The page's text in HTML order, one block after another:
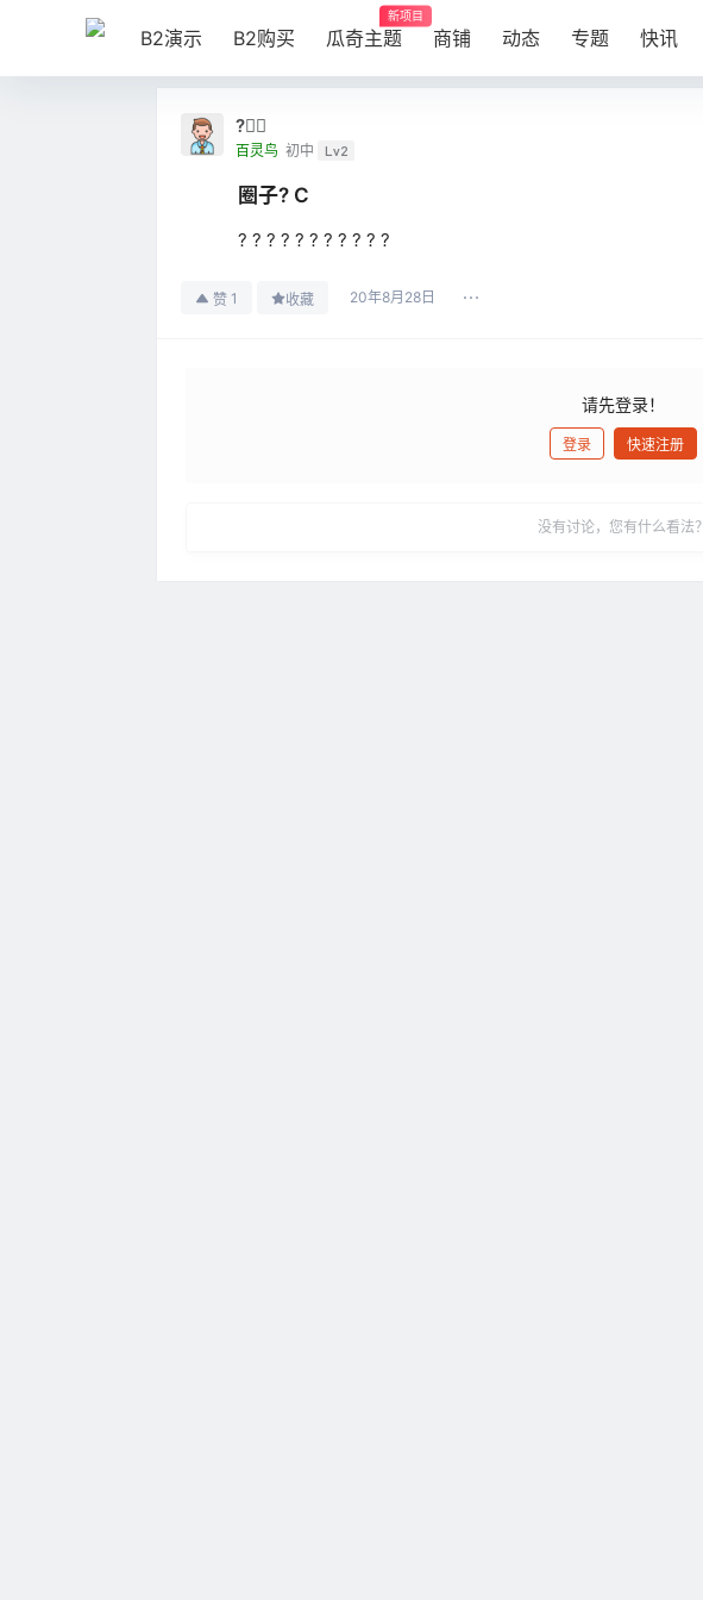
B2演示 B2购买 瓜奇主题
新项目
商铺 动态 专题 快讯
?奣⃕
百灵鸟 初中 Lv2
圈子? C
? ? ? ? ? ? ? ? ? ? ?
赞 1 收藏 20年8月28日
请先登录！
登录 快速注册
没有讨论，您有什么看法？